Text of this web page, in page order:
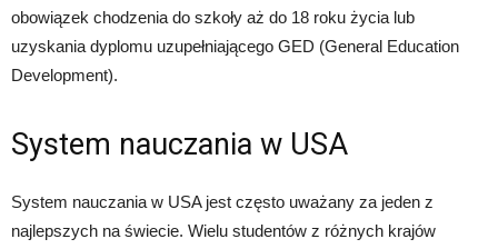
obowiązek chodzenia do szkoły aż do 18 roku życia lub
uzyskania dyplomu uzupełniającego GED (General Education
Development).
System nauczania w USA
System nauczania w USA jest często uważany za jeden z
najlepszych na świecie. Wielu studentów z różnych krajów